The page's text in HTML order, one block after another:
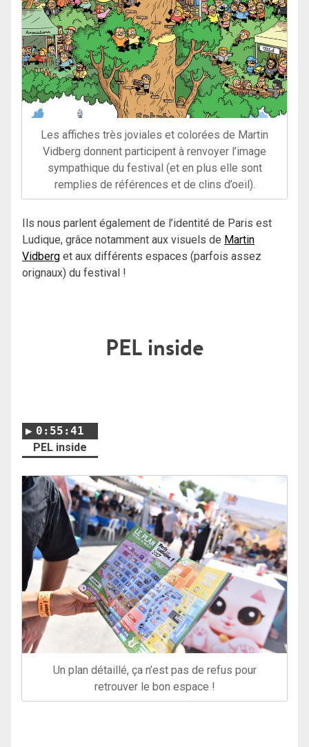
Les affiches très joviales et colorées de Martin
Vidberg donnent participent à renvoyer l’image
sympathique du festival (et en plus elle sont
remplies de références et de clins d’oeil).
Ils nous parlent également de l’identité de Paris est
Ludique, grâce notamment aux visuels de Martin
Vidberg et aux différents espaces (parfois assez
orignaux) du festival !
PEL inside
0:55:41
PEL inside
Un plan détaillé, ça n’est pas de refus pour
retrouver le bon espace !